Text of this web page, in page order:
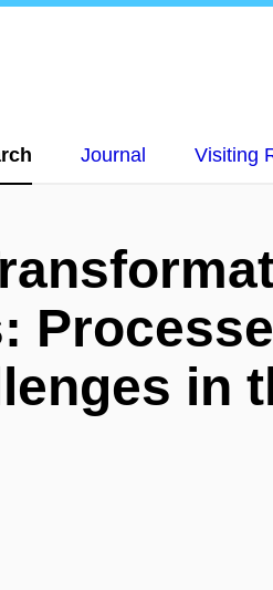
Journal Visiting
in